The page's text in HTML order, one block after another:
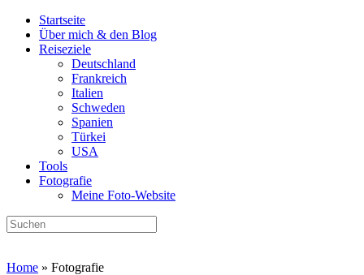
Startseite
Über mich & den Blog
Reiseziele
Deutschland
Frankreich
Italien
Schweden
Spanien
Türkei
USA
Tools
Fotografie
Meine Foto-Website
Home » Fotografie